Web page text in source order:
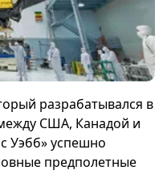
разрабатывался в
США, Канадой и
Уэбб» успешно
предполетные